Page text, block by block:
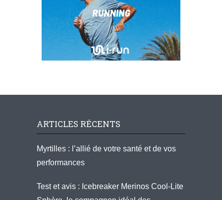
ARTICLES RÉCENTS
Myrtilles : l’allié de votre santé et de vos
performances
Test et avis : Icebreaker Merinos Cool-Lite